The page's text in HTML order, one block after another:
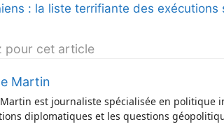
: la liste terrifiante des exécutions
pour cet article
Martin
est journaliste spécialisée en politique
diplomatiques et les questions